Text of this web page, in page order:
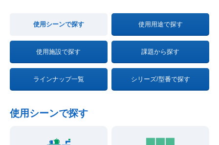
使用シーンで探す 使用用途で探す
使用施設で探す 課題から探す
ラインナップ一覧 シリーズ/型番で探す
使用シーンで探す